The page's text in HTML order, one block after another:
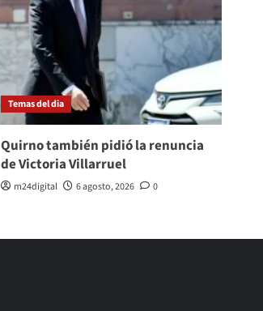
Temas del dia
Quirno también pidió la renuncia
de Victoria Villarruel
m24digital 6 agosto, 2026 0